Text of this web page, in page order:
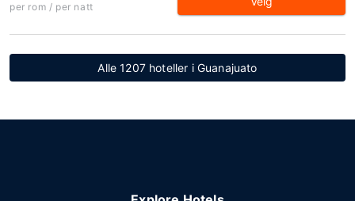
per rom / per natt
Alle 1207 hoteller i Guanajuato